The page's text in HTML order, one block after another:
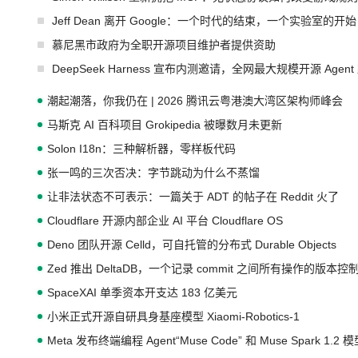
Jeff Dean 离开 Google：一个时代的结束，一个实验室的开始
慕尼黑市政府为全职开源项目维护者提供资助
DeepSeek Harness 宣布内测邀请，全网最大规模开源 Agent
潮起潮落，你我仍在 | 2026 腾讯云粤港澳大湾区架构师峰会
马斯克 AI 百科项目 Grokipedia 被曝数月未更新
Solon I18n：三种解析器，零样板代码
张一鸣的三次否决：字节跳动为什么不蒸馏
让非法状态不可表示：一篇关于 ADT 的帖子在 Reddit 火了
Cloudflare 开源内部企业 AI 平台 Cloudflare OS
Deno 团队开源 Celld，可自托管的分布式 Durable Objects
Zed 推出 DeltaDB，一个记录 commit 之间所有操作的版本控
SpaceXAI 单季资本开支达 183 亿美元
小米正式开源自研具身基座模型 Xiaomi-Robotics-1
Meta 发布终端编程 Agent“Muse Code” 和 Muse Spark 1.2 模